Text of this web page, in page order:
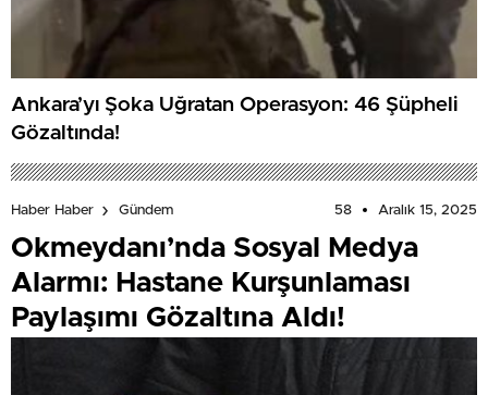
Ankara’yı Şoka Uğratan Operasyon: 46 Şüpheli
Gözaltında!
Haber Haber Gündem 58 Aralık 15, 2025
Okmeydanı’nda Sosyal Medya
Alarmı: Hastane Kurşunlaması
Paylaşımı Gözaltına Aldı!